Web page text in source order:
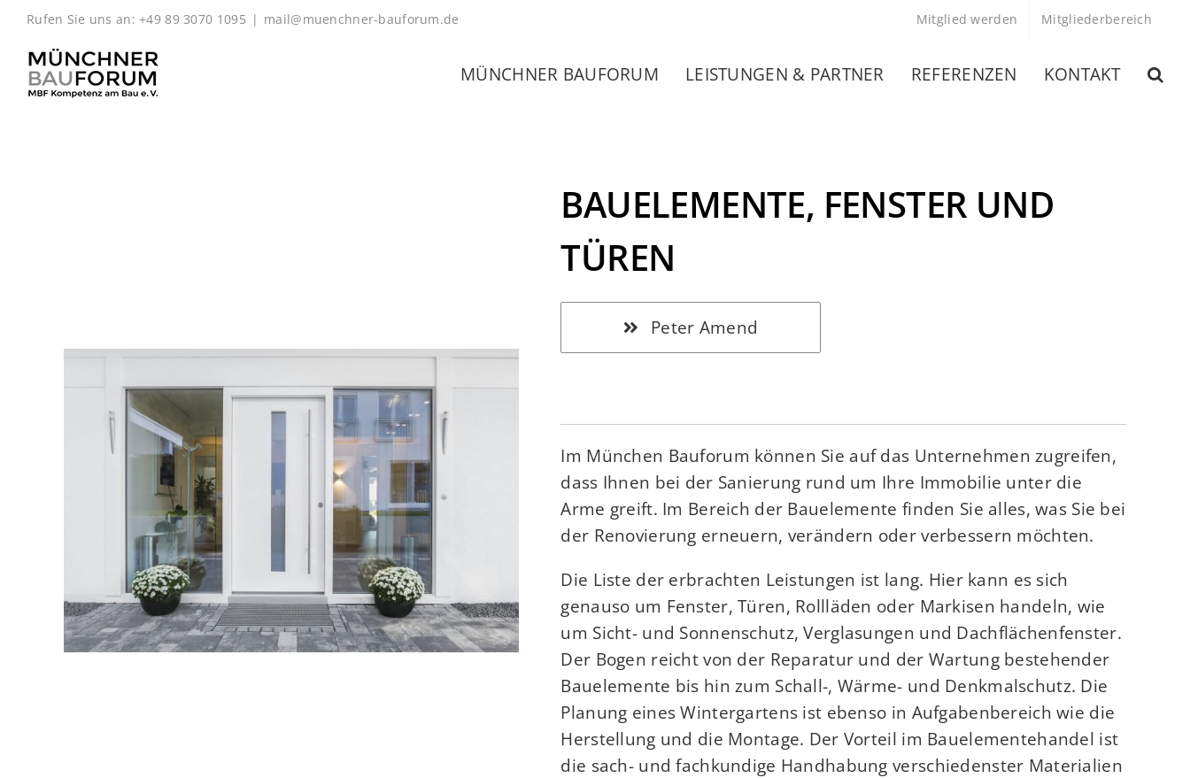
Zum
springen
Rufen Sie uns an: +49 89 3070 1095 | mail@muenchner-bauforum.de Mitglied werden Mitgliederbereich
MÜNCHNER BAUFORUM LEISTUNGEN & PARTNER REFERENZEN KONTAKT
BAUELEMENTE, FENSTER UND
TÜREN
Peter Amend
Im München Bauforum können Sie auf das Unternehmen zugreifen,
dass Ihnen bei der Sanierung rund um Ihre Immobilie unter die
Arme greift. Im Bereich der Bauelemente finden Sie alles, was Sie bei
der Renovierung erneuern, verändern oder verbessern möchten.
Die Liste der erbrachten Leistungen ist lang. Hier kann es sich
genauso um Fenster, Türen, Rollläden oder Markisen handeln, wie
um Sicht- und Sonnenschutz, Verglasungen und Dachflächenfenster.
Der Bogen reicht von der Reparatur und der Wartung bestehender
Bauelemente bis hin zum Schall-, Wärme- und Denkmalschutz. Die
Planung eines Wintergartens ist ebenso in Aufgabenbereich wie die
Herstellung und die Montage. Der Vorteil im Bauelementehandel ist
die sach- und fachkundige Handhabung verschiedenster Materialien